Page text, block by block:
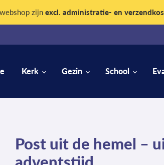
zijn excl. administratie- en
Kerk Gezin School
Post uit de hemel –